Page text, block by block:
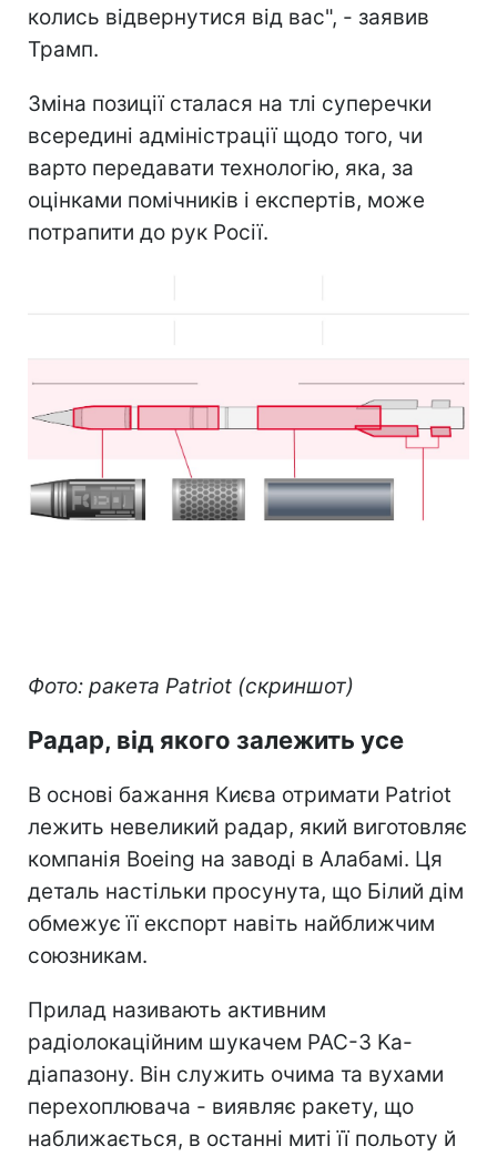
колись відвернутися від вас", - заявив
Трамп.
Зміна позиції сталася на тлі суперечки
всередині адміністрації щодо того, чи
варто передавати технологію, яка, за
оцінками помічників і експертів, може
потрапити до рук Росії.
Фото: ракета Patriot (скриншот)
Радар, від якого залежить усе
В основі бажання Києва отримати Patriot
лежить невеликий радар, який виготовляє
компанія Boeing на заводі в Алабамі. Ця
деталь настільки просунута, що Білий дім
обмежує її експорт навіть найближчим
союзникам.
Прилад називають активним
радіолокаційним шукачем PAC-3 Ka-
діапазону. Він служить очима та вухами
перехоплювача - виявляє ракету, що
наближається, в останні миті її польоту й